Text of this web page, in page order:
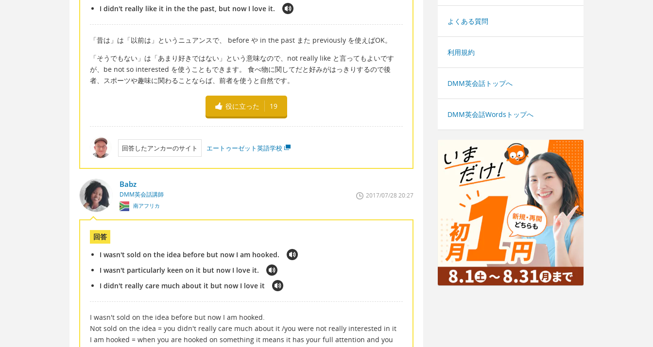
I didn't really like it in the the past, but now I love it.
「昔は」は「以前は」というニュアンスで、 before や in the past また previously を使えばOK。
「そうでもない」は「あまり好きではない」という意味なので、not really like と言ってもよいです
が、be not so interested を使うこともできます。 食べ物に関してだと好みがはっきりするので後
者、スポーツや趣味に関わることならば、前者を使うと自然です。
役に立った 19
回答したアンカーのサイト エートゥーゼット英語学校
Babz
DMM英会話講師
南アフリカ
2017/07/28 20:27
回答
I wasn't sold on the idea before but now I am hooked.
I wasn't particularly keen on it but now I love it.
I didn't really care much about it but now I love it
I wasn't sold on the idea before but now I am hooked.
Not sold on the idea = you didn't really care much about it /you were not really interested in it
I am hooked = when you are hooked on something it means it has your full attention and you
よくある質問
利用規約
DMM英会話トップへ
DMM英会話Wordsトップへ